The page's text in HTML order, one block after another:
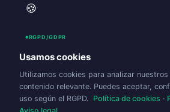
🍪
RGPD/GDPR
Usamos cookies
Utilizamos cookies para analizar
contenido relevante. Puedes aceptar,
uso según el RGPD. Política de cookies ·